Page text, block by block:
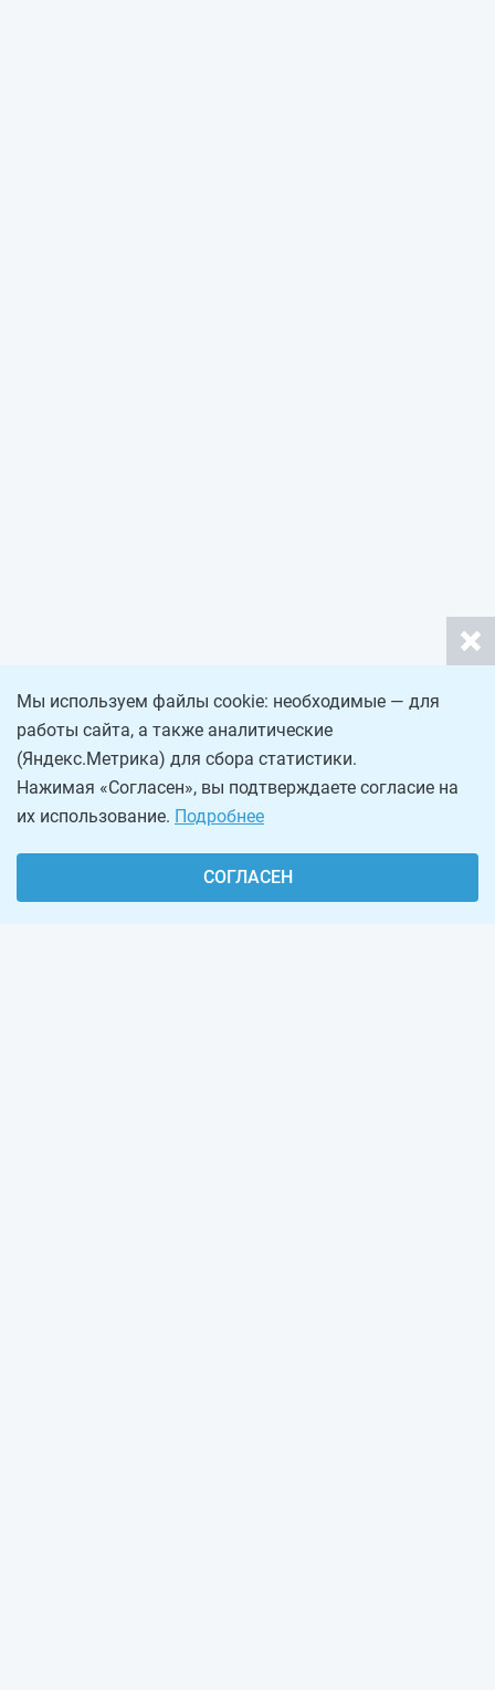
Мы используем файлы cookie: необходимые — для
работы сайта, а также аналитические
(Яндекс.Метрика) для сбора статистики.
Нажимая «Согласен», вы подтверждаете согласие на
их использование. Подробнее
СОГЛАСЕН